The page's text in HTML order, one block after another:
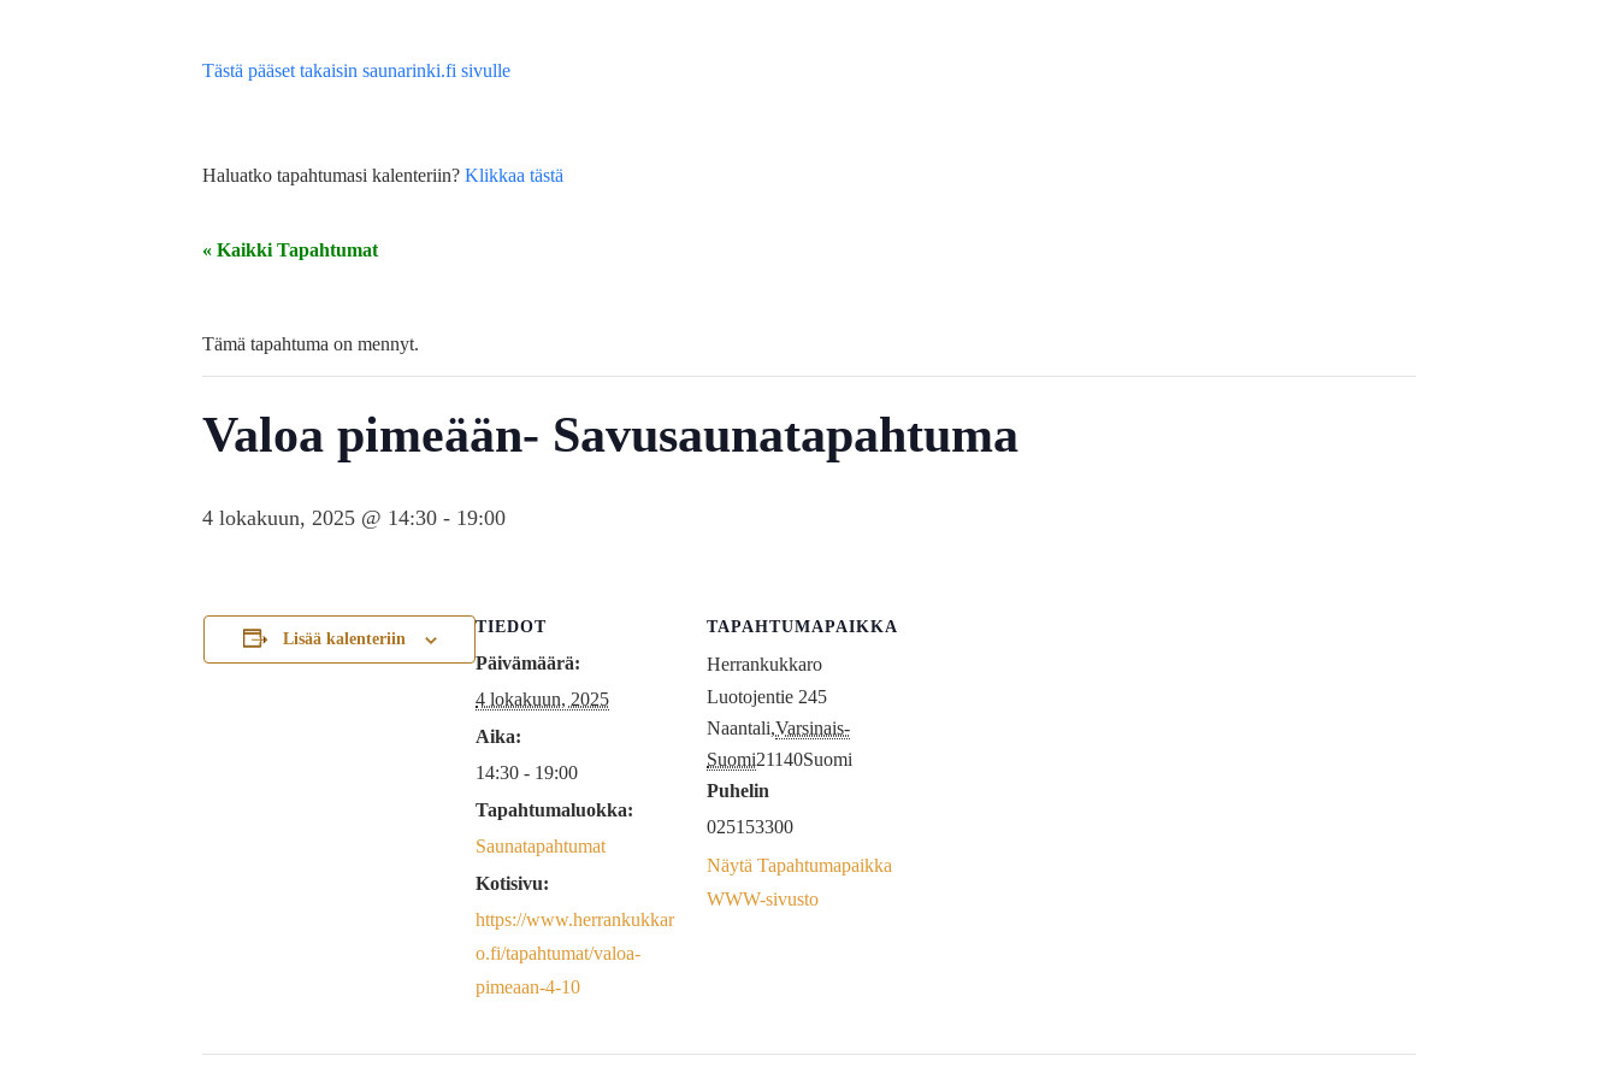
Tästä pääset takaisin saunarinki.fi sivulle
Haluatko tapahtumasi kalenteriin? Klikkaa tästä
« Kaikki Tapahtumat
Tämä tapahtuma on mennyt.
Valoa pimeään- Savusaunatapahtuma
4 lokakuun, 2025 @ 14:30 - 19:00
Lisää kalenteriin
TIEDOT
Päivämäärä:
4 lokakuun, 2025
Aika:
14:30 - 19:00
Tapahtumaluokka:
Saunatapahtumat
Kotisivu:
https://www.herrankukkar
o.fi/tapahtumat/valoa-
pimeaan-4-10
TAPAHTUMAPAIKKA
Herrankukkaro
Luotojentie 245
Naantali,Varsinais-
Suomi21140Suomi
Puhelin
025153300
Näytä Tapahtumapaikka
WWW-sivusto